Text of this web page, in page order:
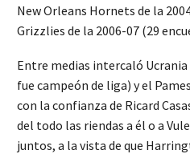
New Orleans Hornets de la
Grizzlies de la 2006-07 (29
Entre medias intercaló
fue campeón de liga) y el
con la confianza de Ricard
del todo las riendas a él o a
juntos, a la vista de que